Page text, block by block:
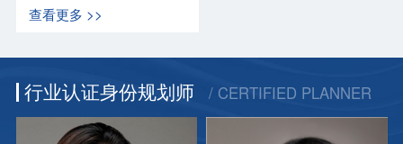
册时，境华为客户提供的一站
式的贴心服务
查看更多 >>
行业认证身份规划师 / CERTIFIED PLANNER